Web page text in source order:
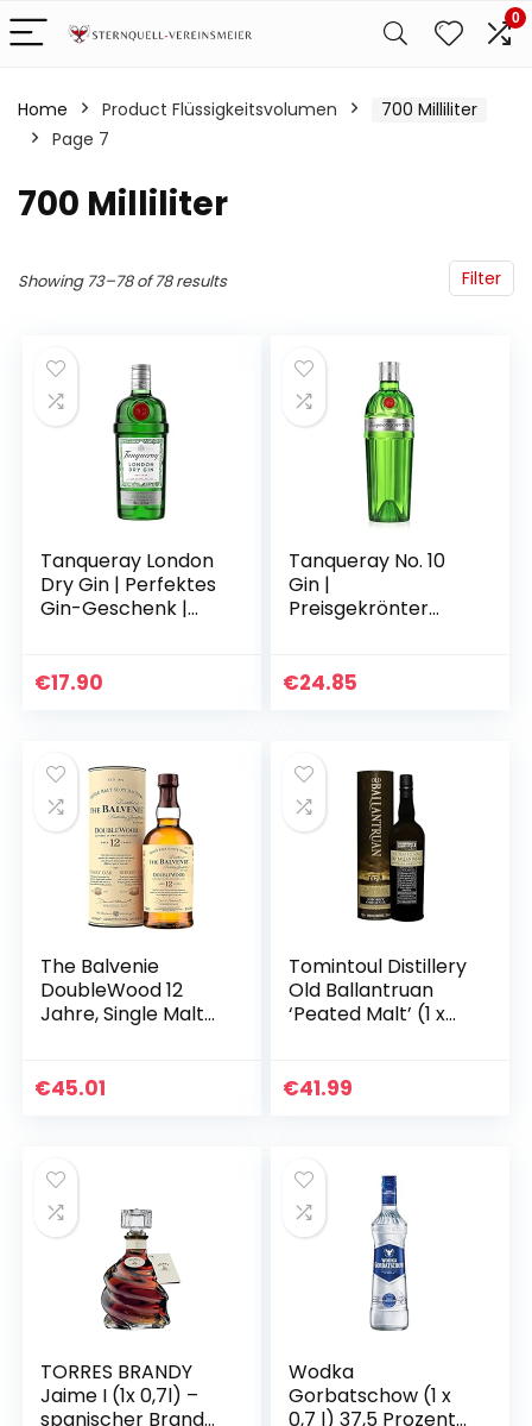
0
Home Product Flüssigkeitsvolumen
‎700 Milliliter
Page 7
‎700 Milliliter
Filter
Showing 73–78 of 78 results
Tanqueray London
Dry Gin | Perfektes
Gin-Geschenk |
Vol | 700ml
€17.90
Tanqueray No. 10
Gin |
Preisgekrönter
Geschenk | Ideale
€24.85
The Balvenie
DoubleWood 12
Jahre, Single Malt
Geschenk für
€45.01
Tomintoul Distillery
Old Ballantruan
‘Peated Malt’ (1 x
€41.99
TORRES BRANDY
Jaime I (1x 0,7l) –
spanischer Brandy
Wodka
Gorbatschow (1 x
0,7 l) 37,5 Prozent